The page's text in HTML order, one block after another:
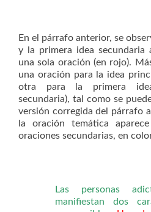
En el párrafo anterior, se
y la primera idea secundaria
una sola oración (en rojo).
una oración para la idea
otra para la primera
secundaria), tal como se
versión corregida del párrafo
la oración temática
oraciones secundarias, en
Las personas
manifiestan dos